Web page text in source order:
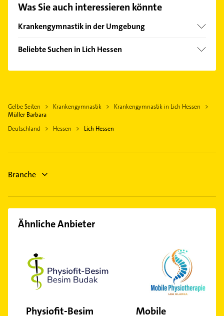
finden Sie alleKontaktdaten.
Was Sie auch interessieren könnte
Krankengymnastik in der Umgebung
Fernwald
Pohlheim
Langgöns
Linden Hessen
Wölfersheim
Grünberg Hessen
Beliebte Suchen in Lich Hessen
Steuerberater
Heizungsbauer
Elektroinstallation
Elektriker
Gelbe Seiten Krankengymnastik
Krankengymnastik in Lich Hessen
Müller Barbara
Deutschland
Hessen Lich Hessen
Branche
Ähnliche Anbieter
Physiofit-Besim
Mobile